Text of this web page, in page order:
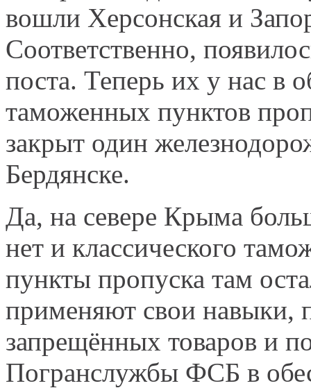
вошли Херсонская и
Соответственно,
поста. Теперь их у нас в
таможенных пунктов
закрыт один
Бердянске.
Да, на севере Крыма
нет и классического
пункты пропуска там
применяют свои навыки,
запрещённых товаров и
Погранслужбы ФСБ в